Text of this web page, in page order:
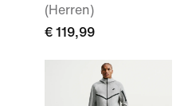
(Herren)
€ 119,99